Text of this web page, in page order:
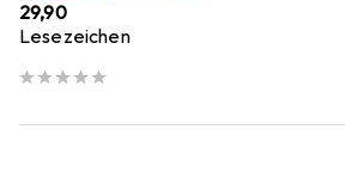
EUR
29,90
Lesezeichen